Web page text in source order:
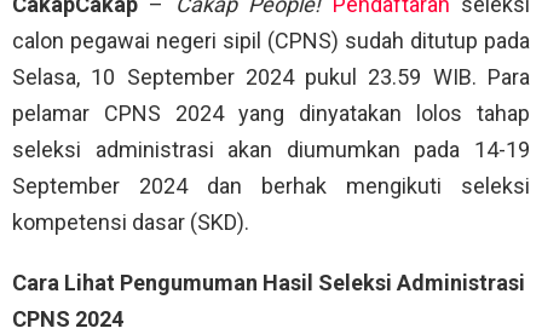
calon pegawai negeri sipil (CPNS) sudah ditutup pada
Selasa, 10 September 2024 pukul 23.59 WIB. Para
pelamar CPNS 2024 yang dinyatakan lolos tahap
seleksi administrasi akan diumumkan pada 14-19
September 2024 dan berhak mengikuti seleksi
kompetensi dasar (SKD).
Cara Lihat Pengumuman Hasil Seleksi Administrasi
CPNS 2024